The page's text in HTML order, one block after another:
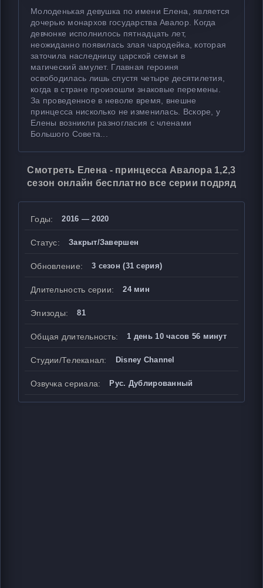
Молоденькая девушка по имени Елена, является
дочерью монархов государства Авалор. Когда
девчонке исполнилось пятнадцать лет,
неожиданно появилась злая чародейка, которая
заточила наследницу царской семьи в
магический амулет. Главная героиня
освободилась лишь спустя четыре десятилетия,
когда в стране произошли знаковые перемены.
За проведенное в неволе время, внешне
принцесса нисколько не изменилась. Вскоре, у
Елены возникли разногласия с членами
Большого Совета...
Смотреть Елена - принцесса Авалора 1,2,3
сезон онлайн бесплатно все серии подряд
Годы: 2016 — 2020
Статус: Закрыт/Завершен
Обновление: 3 сезон (31 серия)
Длительность серии: 24 мин
Эпизоды: 81
Общая длительность: 1 день 10 часов 56 минут
Студии/Телеканал: Disney Channel
Озвучка сериала: Рус. Дублированный